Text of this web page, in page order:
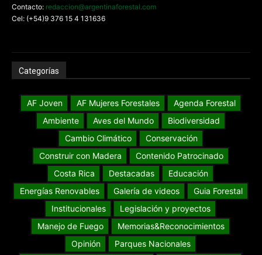
Contacto: redaccion@argentinaforestal.com
Cel: (+54)9 376 15 4 131636
Categorías
AF Joven AF Mujeres Forestales
Agenda Forestal
Ambiente
Aves del Mundo
Biodiversidad
Cambio Climático
Conservación
Construir con Madera
Contenido Patrocinado
Costa Rica
Destacadas
Educación
Energías Renovables
Galería de videos
Guia Forestal
Institucionales
Legislación y proyectos
Manejo de Fuego
Memorias&Reconocimientos
Opinión
Parques Nacionales